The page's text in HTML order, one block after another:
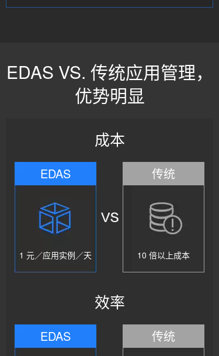
EDAS VS. 传统应用管理，
优势明显
成本
EDAS
1 元／应用实例／天
传统
10 倍以上成本
效率
EDAS 传统